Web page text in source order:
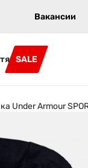
Вакансии
SALE
Under Armour